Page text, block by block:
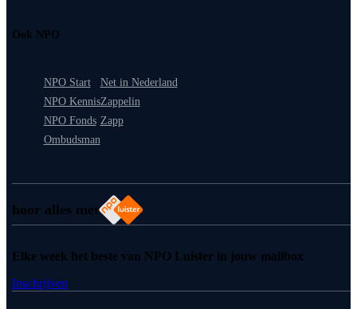
hoor alles met
Ook NPO
NPO Start
NPO Kennis
NPO Fonds
Ombudsman
Net in Nederland
Zappelin
Zapp
Elke week het beste van NPO Luister in jouw mailbox
Inschrijven